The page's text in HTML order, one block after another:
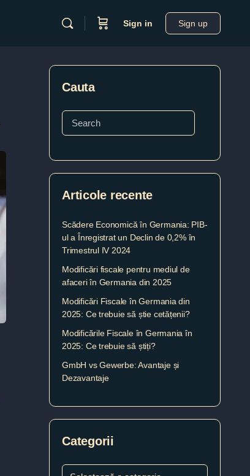
Sign in Sign up
Cauta
Articole recente
Scădere Economică în Germania: PIB-
ul a Înregistrat un Declin de 0,2% în
Trimestrul IV 2024
Modificări fiscale pentru mediul de
afaceri în Germania din 2025
Modificări Fiscale în Germania din
2025: Ce trebuie să știe cetățenii?
Modificările Fiscale în Germania în
2025: Ce trebuie să știți?
GmbH vs Gewerbe: Avantaje și
Dezavantaje
Categorii